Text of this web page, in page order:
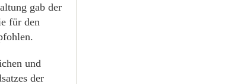
gab der
für den
und
der